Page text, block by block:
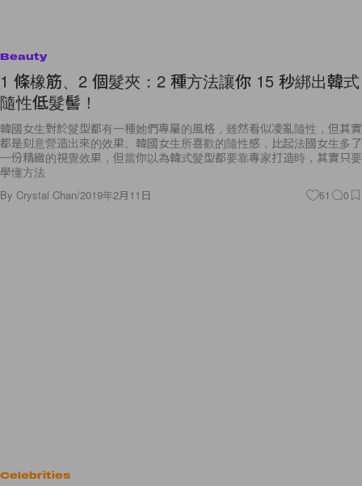
Beauty
1 條橡筋、2 個髮夾：2 種方法讓你 15 秒綁出韓式
隨性低髮髻！
韓國女生對於髮型都有一種她們專屬的風格，雖然看似凌亂隨性，但其實
都是刻意營造出來的效果。韓國女生所喜歡的隨性感，比起法國女生多了
一份精緻的視覺效果，但當你以為韓式髮型都要靠專家打造時，其實只要
學懂方法
By Crystal Chan/2019年2月11日 61 0
Celebrities